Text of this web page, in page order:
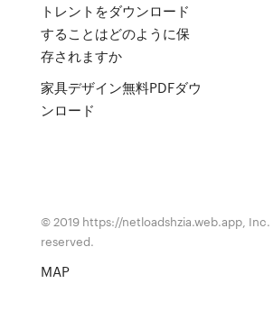
トレントをダウンロード
することはどのように保
存されますか
家具デザイン無料PDFダウ
ンロード
© 2019 https://netloadshzia.web.app, Inc.
reserved.
MAP